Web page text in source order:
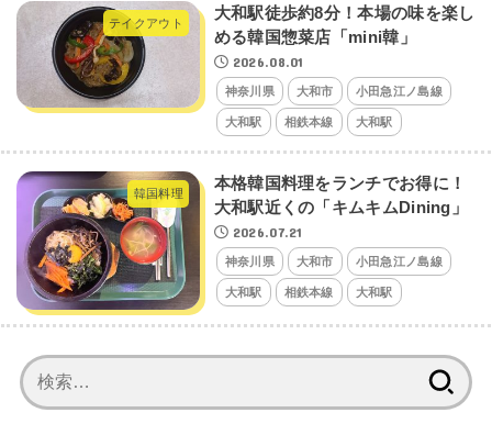
テイクアウト
大和駅徒歩約8分！本場の味を楽し
める韓国惣菜店「mini韓」
2026.08.01
神奈川県 大和市 小田急江ノ島線
大和駅 相鉄本線 大和駅
韓国料理
本格韓国料理をランチでお得に！
大和駅近くの「キムキムDining」
2026.07.21
神奈川県 大和市 小田急江ノ島線
大和駅 相鉄本線 大和駅
索: